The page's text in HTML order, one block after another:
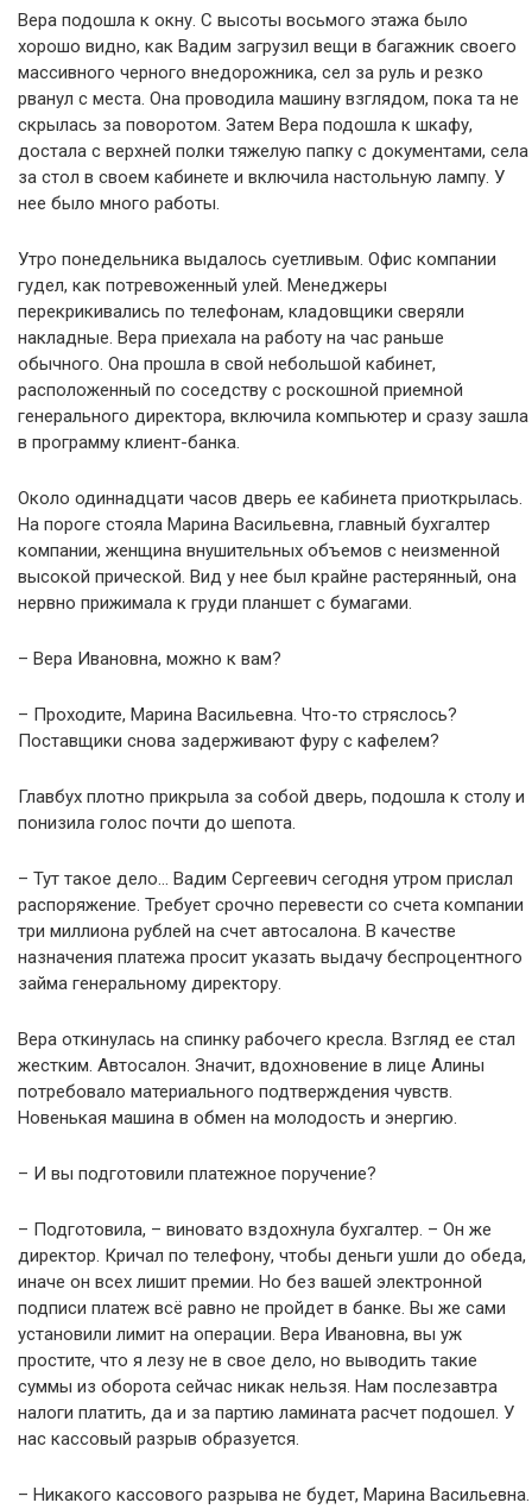
Вера подошла к окну. С высоты восьмого этажа было
хорошо видно, как Вадим загрузил вещи в багажник своего
массивного черного внедорожника, сел за руль и резко
рванул с места. Она проводила машину взглядом, пока та не
скрылась за поворотом. Затем Вера подошла к шкафу,
достала с верхней полки тяжелую папку с документами, села
за стол в своем кабинете и включила настольную лампу. У
нее было много работы.
Утро понедельника выдалось суетливым. Офис компании
гудел, как потревоженный улей. Менеджеры
перекрикивались по телефонам, кладовщики сверяли
накладные. Вера приехала на работу на час раньше
обычного. Она прошла в свой небольшой кабинет,
расположенный по соседству с роскошной приемной
генерального директора, включила компьютер и сразу зашла
в программу клиент-банка.
Около одиннадцати часов дверь ее кабинета приоткрылась.
На пороге стояла Марина Васильевна, главный бухгалтер
компании, женщина внушительных объемов с неизменной
высокой прической. Вид у нее был крайне растерянный, она
нервно прижимала к груди планшет с бумагами.
– Вера Ивановна, можно к вам?
– Проходите, Марина Васильевна. Что-то стряслось?
Поставщики снова задерживают фуру с кафелем?
Главбух плотно прикрыла за собой дверь, подошла к столу и
понизила голос почти до шепота.
– Тут такое дело… Вадим Сергеевич сегодня утром прислал
распоряжение. Требует срочно перевести со счета компании
три миллиона рублей на счет автосалона. В качестве
назначения платежа просит указать выдачу беспроцентного
займа генеральному директору.
Вера откинулась на спинку рабочего кресла. Взгляд ее стал
жестким. Автосалон. Значит, вдохновение в лице Алины
потребовало материального подтверждения чувств.
Новенькая машина в обмен на молодость и энергию.
– И вы подготовили платежное поручение?
– Подготовила, – виновато вздохнула бухгалтер. – Он же
директор. Кричал по телефону, чтобы деньги ушли до обеда,
иначе он всех лишит премии. Но без вашей электронной
подписи платеж всё равно не пройдет в банке. Вы же сами
установили лимит на операции. Вера Ивановна, вы уж
простите, что я лезу не в свое дело, но выводить такие
суммы из оборота сейчас никак нельзя. Нам послезавтра
налоги платить, да и за партию ламината расчет подошел. У
нас кассовый разрыв образуется.
– Никакого кассового разрыва не будет, Марина Васильевна.